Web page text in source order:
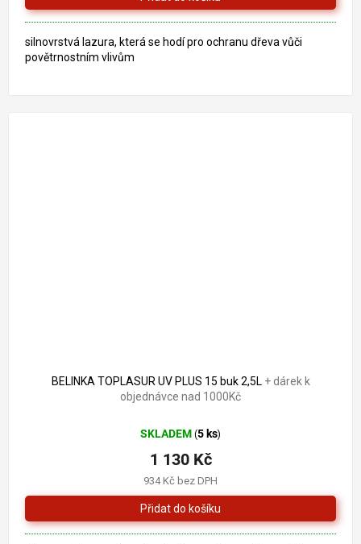
silnovrstvá lazura, která se hodí pro ochranu dřeva vůči
povětrnostním vlivům
BELINKA TOPLASUR UV PLUS 15 buk 2,5L + dárek k
objednávce nad 1000Kč
SKLADEM (5 ks)
934 Kč bez DPH
1 130 Kč